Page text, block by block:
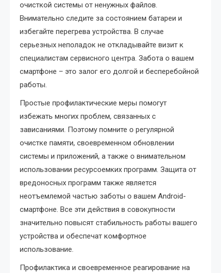
очисткой системы от ненужных файлов.
Внимательно следите за состоянием батареи и
избегайте перегрева устройства. В случае
серьезных неполадок не откладывайте визит к
специалистам сервисного центра. Забота о вашем
смартфоне – это залог его долгой и бесперебойной
работы.
Простые профилактические меры помогут
избежать многих проблем, связанных с
зависаниями. Поэтому помните о регулярной
очистке памяти, своевременном обновлении
системы и приложений, а также о внимательном
использовании ресурсоемких программ. Защита от
вредоносных программ также является
неотъемлемой частью заботы о вашем Android-
смартфоне. Все эти действия в совокупности
значительно повысят стабильность работы вашего
устройства и обеспечат комфортное
использование.
Профилактика и своевременное реагирование на